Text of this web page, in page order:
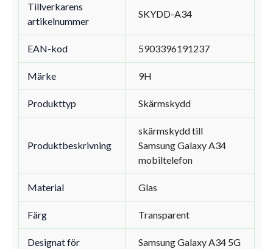
Tillverkarens
artikelnummer
SKYDD-A34
EAN-kod 5903396191237
Märke 9H
Produkttyp Skärmskydd
Produktbeskrivning
skärmskydd till
Samsung Galaxy A34
mobiltelefon
Material Glas
Färg Transparent
Designat för Samsung Galaxy A34 5G